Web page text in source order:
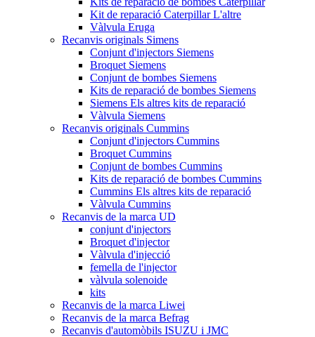
Kit de reparació Caterpillar L'altre
Vàlvula Eruga
Recanvis originals Simens
Conjunt d'injectors Siemens
Broquet Siemens
Conjunt de bombes Siemens
Kits de reparació de bombes Siemens
Siemens Els altres kits de reparació
Vàlvula Siemens
Recanvis originals Cummins
Conjunt d'injectors Cummins
Broquet Cummins
Conjunt de bombes Cummins
Kits de reparació de bombes Cummins
Cummins Els altres kits de reparació
Vàlvula Cummins
Recanvis de la marca UD
conjunt d'injectors
Broquet d'injector
Vàlvula d'injecció
femella de l'injector
vàlvula solenoide
kits
Recanvis de la marca Liwei
Recanvis de la marca Befrag
Recanvis d'automòbils ISUZU i JMC